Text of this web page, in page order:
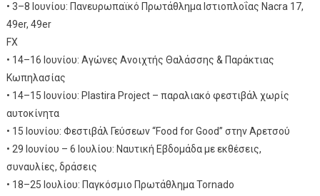
• 3–8 Ιουνίου: Πανευρωπαϊκό Πρωτάθλημα Ιστιοπλοΐας Nacra 17,
49er, 49er
FX
• 14–16 Ιουνίου: Αγώνες Ανοιχτής Θαλάσσης & Παράκτιας
Κωπηλασίας
• 14–15 Ιουνίου: Plastira Project – παραλιακό φεστιβάλ χωρίς
αυτοκίνητα
• 15 Ιουνίου: Φεστιβάλ Γεύσεων “Food for Good” στην Αρετσού
• 29 Ιουνίου – 6 Ιουλίου: Ναυτική Εβδομάδα με εκθέσεις,
συναυλίες, δράσεις
• 18–25 Ιουλίου: Παγκόσμιο Πρωτάθλημα Tornado